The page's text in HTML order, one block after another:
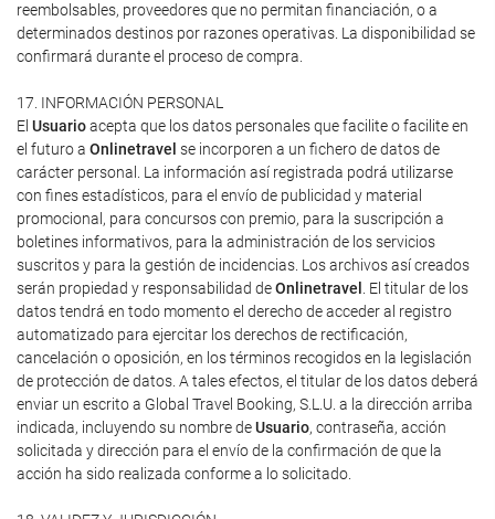
reembolsables, proveedores que no permitan financiación, o a
determinados destinos por razones operativas. La disponibilidad se
confirmará durante el proceso de compra.
17. INFORMACIÓN PERSONAL
El Usuarioacepta que los datos personales que facilite o facilite en
el futuro a Onlinetravel se incorporen a un fichero de datos de
carácter personal. La información así registrada podrá utilizarse
con fines estadísticos, para el envío de publicidad y material
promocional, para concursos con premio, para la suscripción a
boletines informativos, para la administración de los servicios
suscritos y para la gestión de incidencias. Los archivos así creados
serán propiedad y responsabilidad deOnlinetravel
. El titular de los
datos tendrá en todo momento el derecho de acceder al registro
automatizado para ejercitar los derechos de rectificación,
cancelación o oposición, en los términos recogidos en la legislación
de protección de datos. A tales efectos, el titular de los datos deberá
enviar un escrito a Global Travel Booking, S.L.U. a la dirección arriba
indicada, incluyendo su nombre deUsuario, contraseña, acción
solicitada y dirección para el envío de la confirmación de que la
acción ha sido realizada conforme a lo solicitado.